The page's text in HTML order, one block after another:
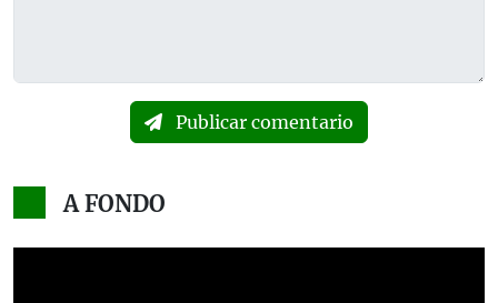
Publicar comentario
A FONDO